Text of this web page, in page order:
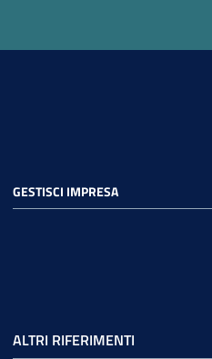
GESTISCI IMPRESA
ALTRI RIFERIMENTI